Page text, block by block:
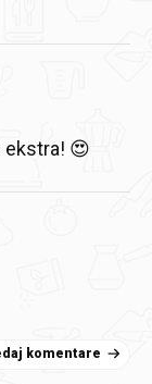
ekstra! 😍
komentare